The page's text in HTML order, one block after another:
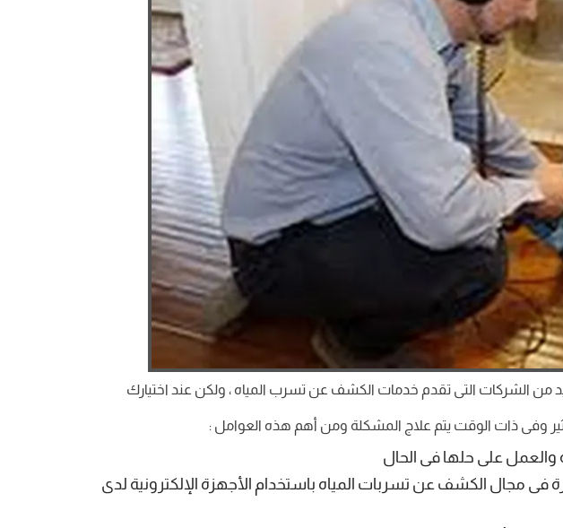
الشركات التى تقدم خدمات الكشف عن تسرب المياه ، ولكن عند اختيارك
وفى ذات الوقت يتم علاج المشكلة ومن أهم هذه العوامل :
والعمل على حلها فى الحال
مجال الكشف عن تسربات المياه باستخدام الأجهزة الإلكترونية لدى